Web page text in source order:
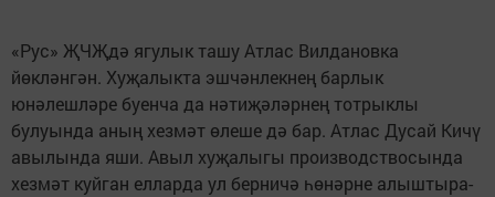
«Рус» ҖЧҖдә ягулык ташу Атлас Вилдановка
йөкләнгән. Хуҗалыкта эшчәнлекнең барлык
юнәлешләре буенча да нәтиҗәләрнең тотрыклы
булуында аның хезмәт өлеше дә бар. Атлас Дусай Кичү
авылында яши. Авыл хуҗалыгы производствосында
хезмәт куйган елларда ул берничә һөнәрне алыштыра-